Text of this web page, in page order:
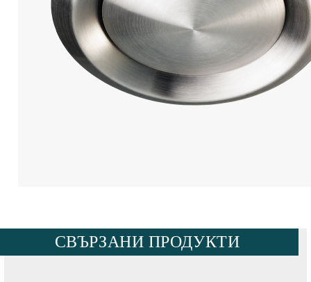
СВЪРЗАНИ ПРОДУКТИ